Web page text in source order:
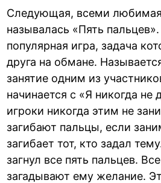
Следующая, всеми любимая
называлась «Пять
популярная игра, задача
друга на обмане.
занятие одним из
начинается с «Я никогда не
игроки никогда этим не
загибают пальцы, если
загибает тот, кто задал
загнул все пять пальцев.
загадывают ему желание.